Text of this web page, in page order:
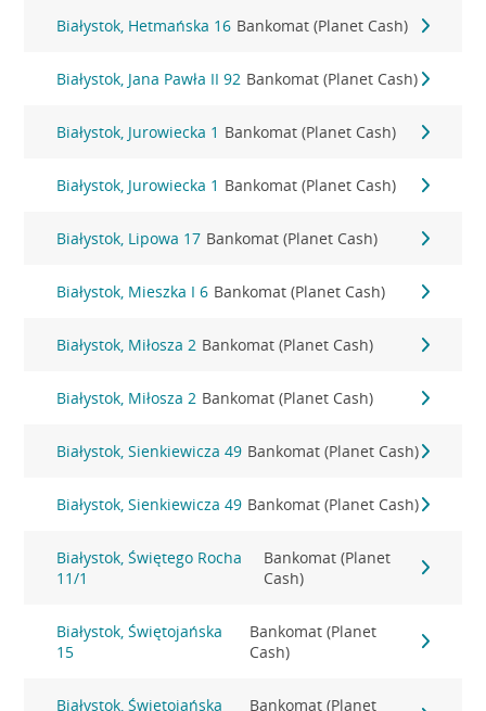
Białystok, Hetmańska 16 Bankomat (Planet Cash)
Białystok, Jana Pawła II 92 Bankomat (Planet Cash)
Białystok, Jurowiecka 1 Bankomat (Planet Cash)
Białystok, Jurowiecka 1 Bankomat (Planet Cash)
Białystok, Lipowa 17 Bankomat (Planet Cash)
Białystok, Mieszka I 6 Bankomat (Planet Cash)
Białystok, Miłosza 2 Bankomat (Planet Cash)
Białystok, Miłosza 2 Bankomat (Planet Cash)
Białystok, Sienkiewicza 49 Bankomat (Planet Cash)
Białystok, Sienkiewicza 49 Bankomat (Planet Cash)
Białystok, Świętego Rocha
11/1
Bankomat (Planet
Cash)
Białystok, Świętojańska
15
Bankomat (Planet
Cash)
Białystok, Świętojańska
Bankomat (Planet